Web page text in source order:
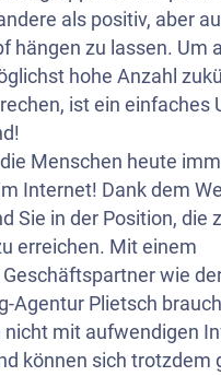
als positiv, aber
hängen zu lassen. Um
hohe Anzahl
ist ein einfaches
Menschen heute
Internet! Dank dem
Sie in der Position, die
erreichen. Mit einem
wie
Agentur Plietsch
mit aufwendigen
können sich trotzdem